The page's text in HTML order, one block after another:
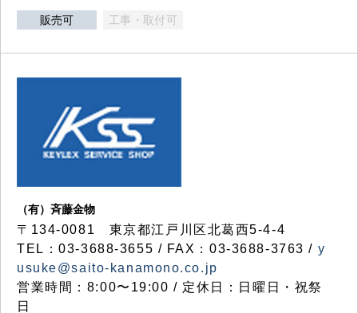
販売可 工事・取付可
（有）斉藤金物
〒134-0081 東京都江戸川区北葛西5-4-4
TEL：03-3688-3655 / FAX：03-3688-3763 / y
usuke@saito-kanamono.co.jp
営業時間：8:00〜19:00 / 定休日：日曜日・祝祭
日